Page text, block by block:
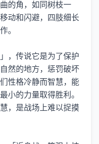
的角，如同树枝一
动和闪避，四肢细长
。
，传说它是为了保护
然的地方，惩罚破坏
性格冷静而智慧，能
小的力量取得胜利。
，是战场上难以捉摸